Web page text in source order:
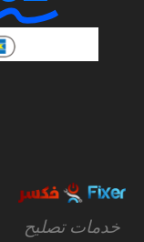
خدمات تصليح